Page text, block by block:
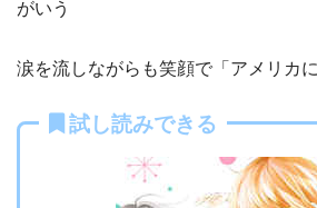
がいう
涙を流しながらも笑顔で「アメリカ
試し読みできる